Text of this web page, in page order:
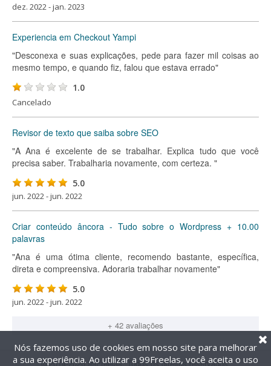
dez. 2022 - jan. 2023
Experiencia em Checkout Yampi
"Desconexa e suas explicações, pede para fazer mil coisas ao
mesmo tempo, e quando fiz, falou que estava errado"
1.0
Cancelado
Revisor de texto que saiba sobre SEO
"A Ana é excelente de se trabalhar. Explica tudo que você
precisa saber. Trabalharia novamente, com certeza. "
5.0
jun. 2022 - jun. 2022
Criar conteúdo âncora - Tudo sobre o Wordpress + 10.00
palavras
"Ana é uma ótima cliente, recomendo bastante, específica,
direta e compreensiva. Adoraria trabalhar novamente"
5.0
jun. 2022 - jun. 2022
+ 42 avaliações
@2014-2026 99Freelas. Todos os direitos reservados.
Nós fazemos uso de cookies em nosso site para melhorar
a sua experiência. Ao utilizar a 99Freelas, você aceita o uso